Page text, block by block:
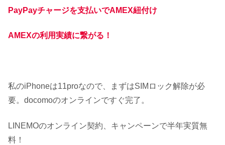
PayPayチャージを支払いでAMEX紐付け
AMEXの利用実績に繋がる！
私のiPhoneは11proなので、まずはSIMロック解除が必
要。docomoのオンラインですぐ完了。
LINEMOのオンライン契約、キャンペーンで半年実質無
料！